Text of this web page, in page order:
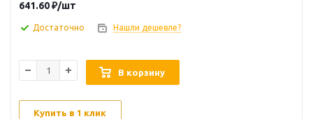
641.60₽/шт
Достаточно Нашли дешевле?
В корзину
Купить в 1 клик